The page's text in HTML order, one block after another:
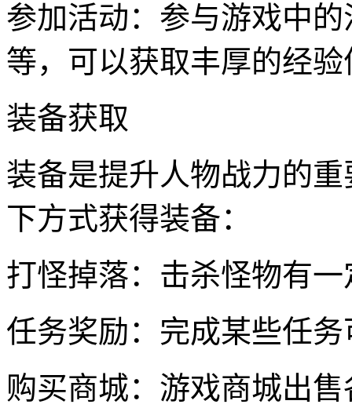
参加活动：参与游戏中
等，可以获取丰厚的经验
装备获取
装备是提升人物战力的
下方式获得装备：
打怪掉落：击杀怪物有
任务奖励：完成某些任
购买商城：游戏商城出